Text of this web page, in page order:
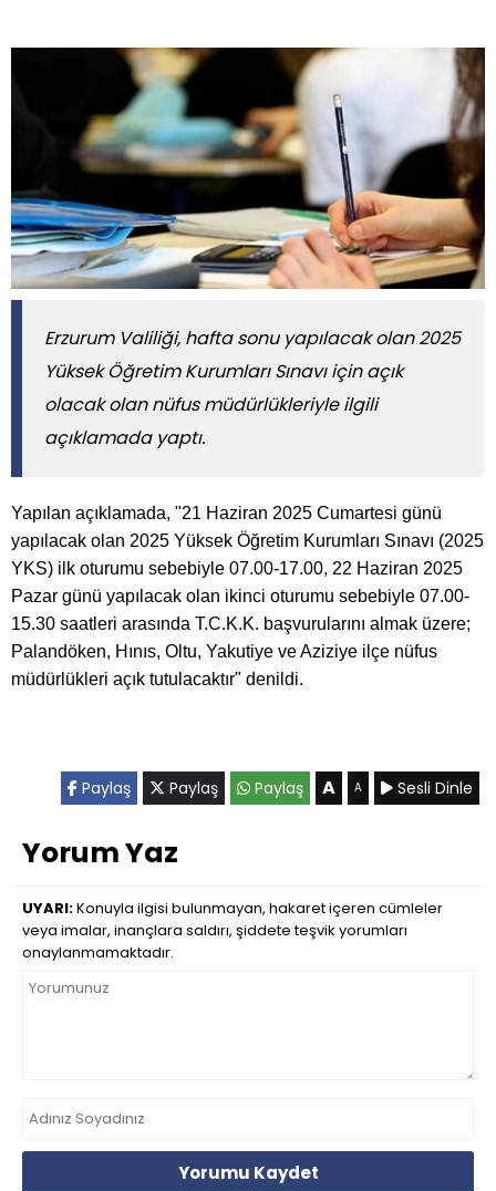
Erzurum Valiliği, hafta sonu yapılacak olan 2025
Yüksek Öğretim Kurumları Sınavı için açık
olacak olan nüfus müdürlükleriyle ilgili
açıklamada yaptı.
Yapılan açıklamada, "21 Haziran 2025 Cumartesi günü
yapılacak olan 2025 Yüksek Öğretim Kurumları Sınavı (2025
YKS) ilk oturumu sebebiyle 07.00-17.00, 22 Haziran 2025
Pazar günü yapılacak olan ikinci oturumu sebebiyle 07.00-
15.30 saatleri arasında T.C.K.K. başvurularını almak üzere;
Palandöken, Hınıs, Oltu, Yakutiye ve Aziziye ilçe nüfus
müdürlükleri açık tutulacaktır" denildi.
Paylaş Paylaş Paylaş A A Sesli Dinle
Yorum Yaz
UYARI:Konuyla ilgisi bulunmayan, hakaret içeren cümleler
veya imalar, inançlara saldırı, şiddete teşvik yorumları
onaylanmamaktadır.
Yorumu Kaydet